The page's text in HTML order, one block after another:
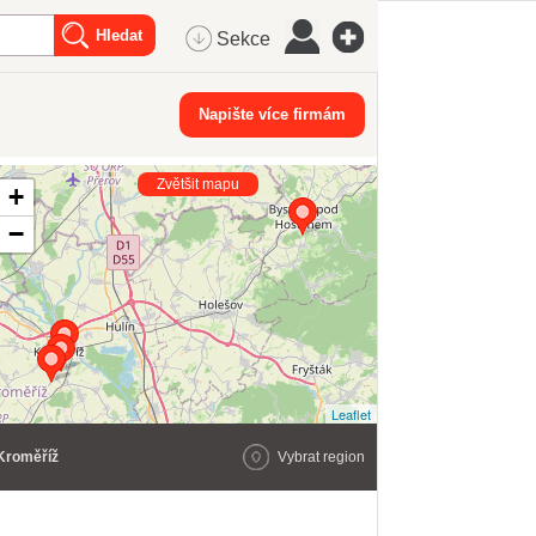
Sekce
Napište více firmám
+
−
Leaflet
Zvětšit mapu
Vybrat region